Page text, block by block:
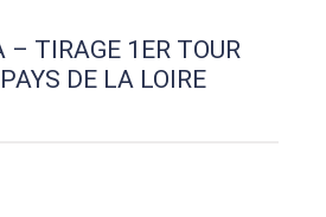
– TIRAGE 1ER TOUR
DE LA LOIRE